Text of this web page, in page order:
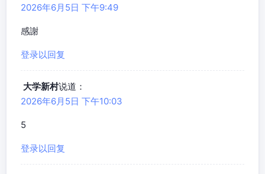
2026年6月5日 下午9:49
感謝
登录以回复
大学新村说道：
2026年6月5日 下午10:03
5
登录以回复